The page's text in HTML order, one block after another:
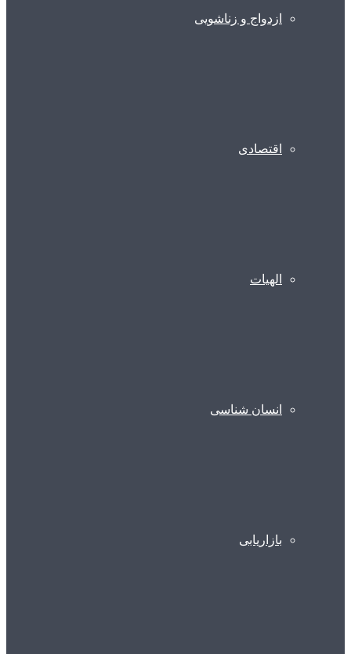
ازدواج و زناشویی
اقتصادی
الهیات
انسان شناسی
بازاریابی